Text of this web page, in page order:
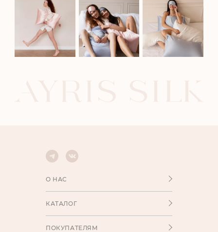
О НАС
КАТАЛОГ
ПОКУПАТЕЛЯМ